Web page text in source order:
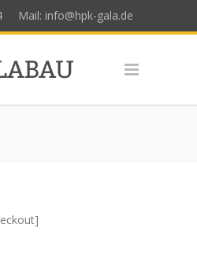
Mail: info@hpk-gala.de